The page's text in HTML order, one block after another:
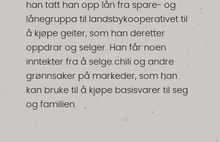
han tatt han opp lån fra spare- og
lånegruppa til landsbykooperativet til
å kjøpe geiter, som han deretter
oppdrar og selger. Han får noen
inntekter fra å selge chili og andre
grønnsaker på markeder, som han
kan bruke til å kjøpe basisvarer til seg
og familien.